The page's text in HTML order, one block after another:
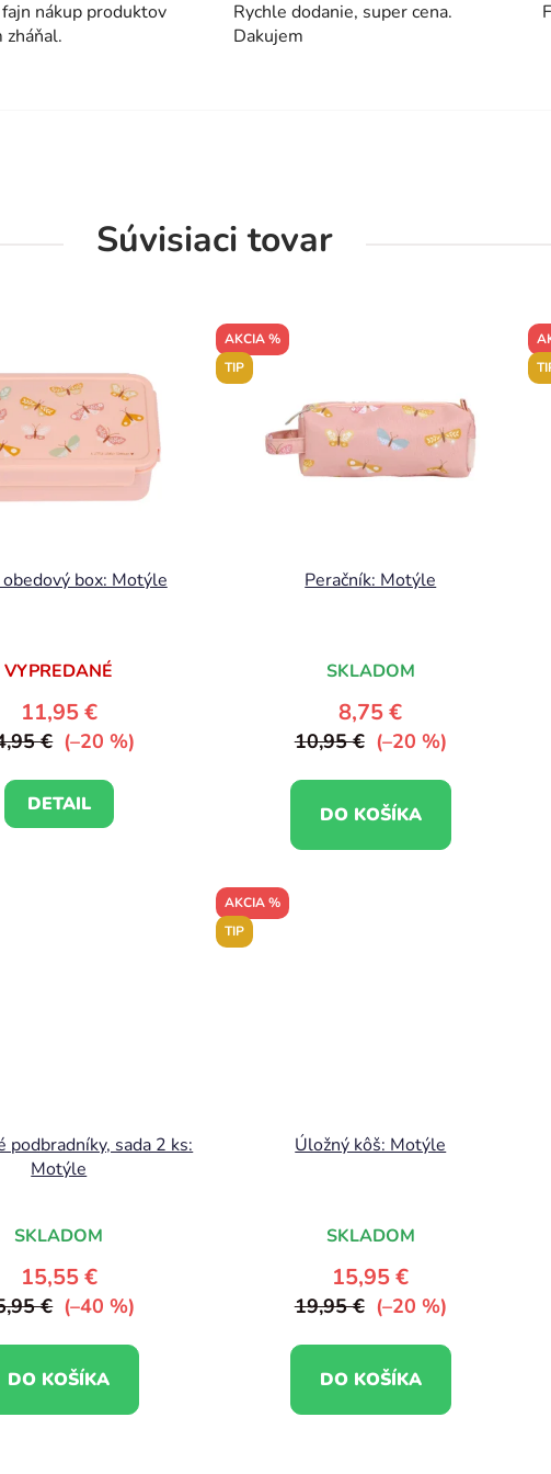
nákup produktov
zháňal.
Rychle dodanie, super cena.
Dakujem
Súvisiaci tovar
box: Motýle
VYPREDANÉ
11,95 €
€ (–20 %)
DETAIL
AKCIA %
TIP
Peračník: Motýle
SKLADOM
8,75 €
10,95 € (–20 %)
DO KOŠÍKA
podbradníky, sada 2 ks:
Motýle
SKLADOM
15,55 €
€ (–40 %)
DO KOŠÍKA
AKCIA %
TIP
Úložný kôš: Motýle
SKLADOM
15,95 €
19,95 € (–20 %)
DO KOŠÍKA